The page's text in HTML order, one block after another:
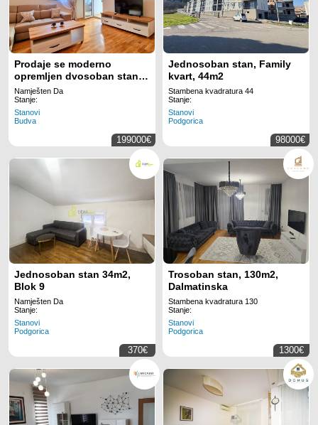
Prodaje se moderno
opremljen dvosoban stan
59m² sa pogledom na more
– Bečići, Budva
Namješten Da
Stanje:
Stanovi
Budva
199000€
Jednosoban stan, Family
kvart, 44m2
Stambena kvadratura 44
Stanje:
Stanovi
Podgorica
98000€
Jednosoban stan 34m2,
Blok 9
Namješten Da
Stanje:
Stanovi
Podgorica
370€
Trosoban stan, 130m2,
Dalmatinska
Stambena kvadratura 130
Stanje:
Stanovi
Podgorica
1300€